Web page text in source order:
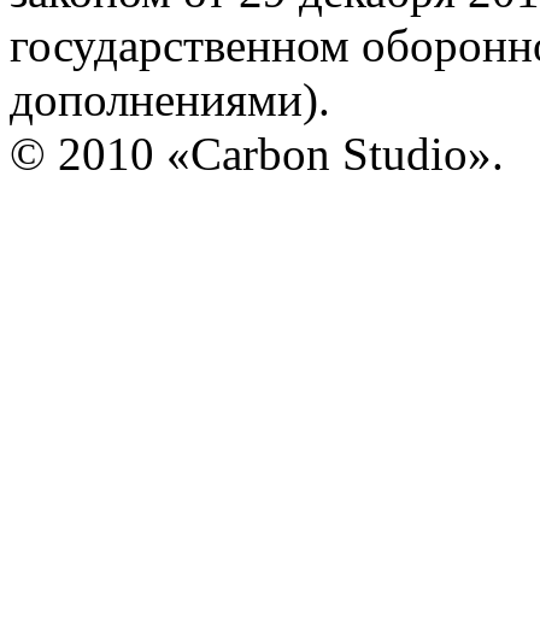
государственном
дополнениями).
© 2010 «Carbon Studio».